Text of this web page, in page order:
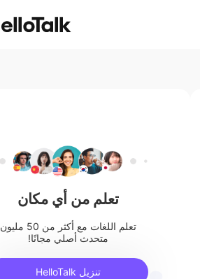
تعلم من أي مكان
تعلم اللغات مع أكثر من 50 مليون
متحدث أصلي مجانًا!
تنزيل HelloTalk